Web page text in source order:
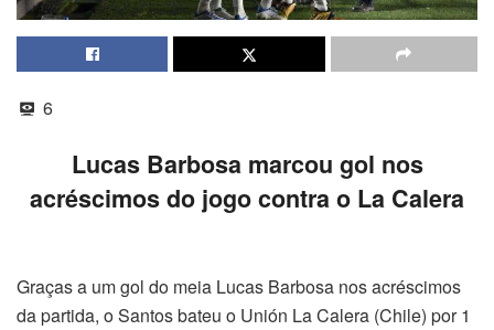
6
Lucas Barbosa marcou gol nos
acréscimos do jogo contra o La Calera
Graças a um gol do meia Lucas Barbosa nos acréscimos
da partida, o Santos bateu o Unión La Calera (Chile) por 1